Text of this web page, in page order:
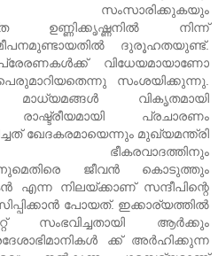
സംസാരിക്കുകയും
ഉണ്ണിക്കൃഷ്ണനില്‍ നിന്ന്
ദുരൂഹതയുണ്ട്.
വിധേയമായാണോ
സംശയിക്കുന്നു.
വികൃതമായി
രാഷ്ട്രീയമായി പ്രചാരണം
ഖേദകരമായെന്നും മുഖ്യമന്ത്രി
ജീവന്‍ കൊടുത്തും
എന്ന നിലയ്ക്കാണ് സന്ദീപിന്റെ
പോയത്. ഇക്കാര്യത്തില്‍
സംഭവിച്ചതായി ആര്‍ക്കും
ക്ക് അര്‍ഹിക്കുന്ന